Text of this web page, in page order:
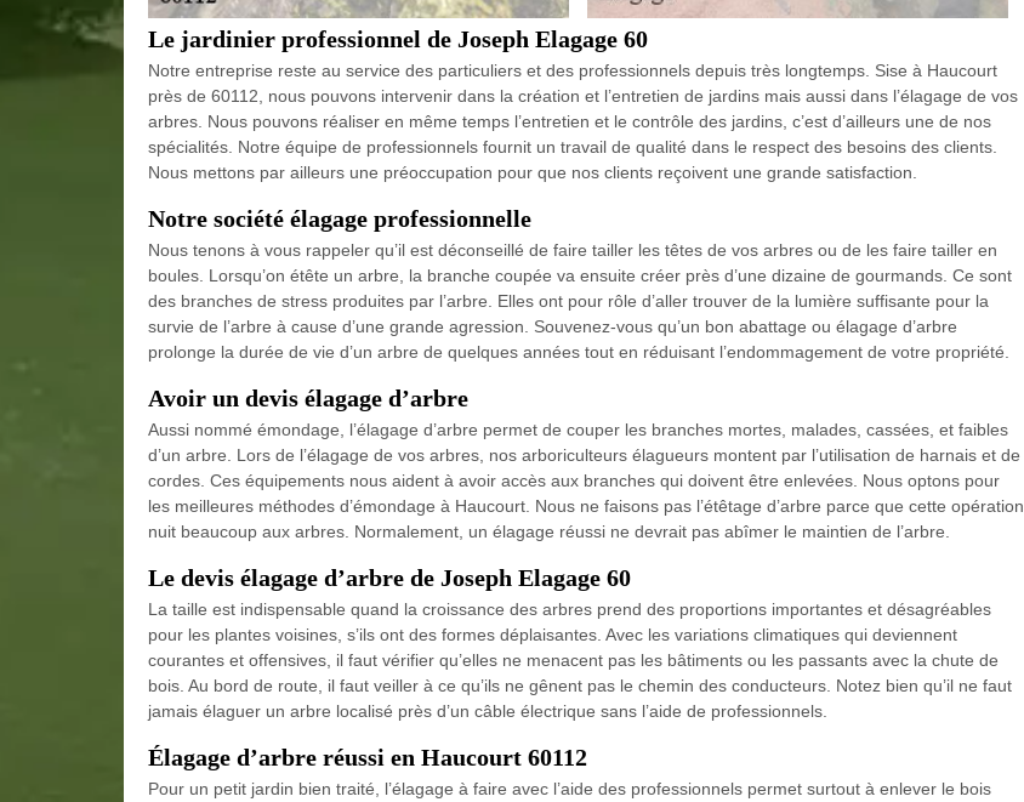
Le jardinier professionnel de Joseph Elagage 60
Notre entreprise reste au service des particuliers et des professionnels depuis très longtemps. Sise à Haucourt
près de 60112, nous pouvons intervenir dans la création et l’entretien de jardins mais aussi dans l’élagage de vos
arbres. Nous pouvons réaliser en même temps l’entretien et le contrôle des jardins, c’est d’ailleurs une de nos
spécialités. Notre équipe de professionnels fournit un travail de qualité dans le respect des besoins des clients.
Nous mettons par ailleurs une préoccupation pour que nos clients reçoivent une grande satisfaction.
Notre société élagage professionnelle
Nous tenons à vous rappeler qu’il est déconseillé de faire tailler les têtes de vos arbres ou de les faire tailler en
boules. Lorsqu’on étête un arbre, la branche coupée va ensuite créer près d’une dizaine de gourmands. Ce sont
des branches de stress produites par l’arbre. Elles ont pour rôle d’aller trouver de la lumière suffisante pour la
survie de l’arbre à cause d’une grande agression. Souvenez-vous qu’un bon abattage ou élagage d’arbre
prolonge la durée de vie d’un arbre de quelques années tout en réduisant l’endommagement de votre propriété.
Avoir un devis élagage d’arbre
Aussi nommé émondage, l’élagage d’arbre permet de couper les branches mortes, malades, cassées, et faibles
d’un arbre. Lors de l’élagage de vos arbres, nos arboriculteurs élagueurs montent par l’utilisation de harnais et de
cordes. Ces équipements nous aident à avoir accès aux branches qui doivent être enlevées. Nous optons pour
les meilleures méthodes d’émondage à Haucourt. Nous ne faisons pas l’étêtage d’arbre parce que cette opération
nuit beaucoup aux arbres. Normalement, un élagage réussi ne devrait pas abîmer le maintien de l’arbre.
Le devis élagage d’arbre de Joseph Elagage 60
La taille est indispensable quand la croissance des arbres prend des proportions importantes et désagréables
pour les plantes voisines, s’ils ont des formes déplaisantes. Avec les variations climatiques qui deviennent
courantes et offensives, il faut vérifier qu’elles ne menacent pas les bâtiments ou les passants avec la chute de
bois. Au bord de route, il faut veiller à ce qu’ils ne gênent pas le chemin des conducteurs. Notez bien qu’il ne faut
jamais élaguer un arbre localisé près d’un câble électrique sans l’aide de professionnels.
Élagage d’arbre réussi en Haucourt 60112
Pour un petit jardin bien traité, l’élagage à faire avec l’aide des professionnels permet surtout à enlever le bois